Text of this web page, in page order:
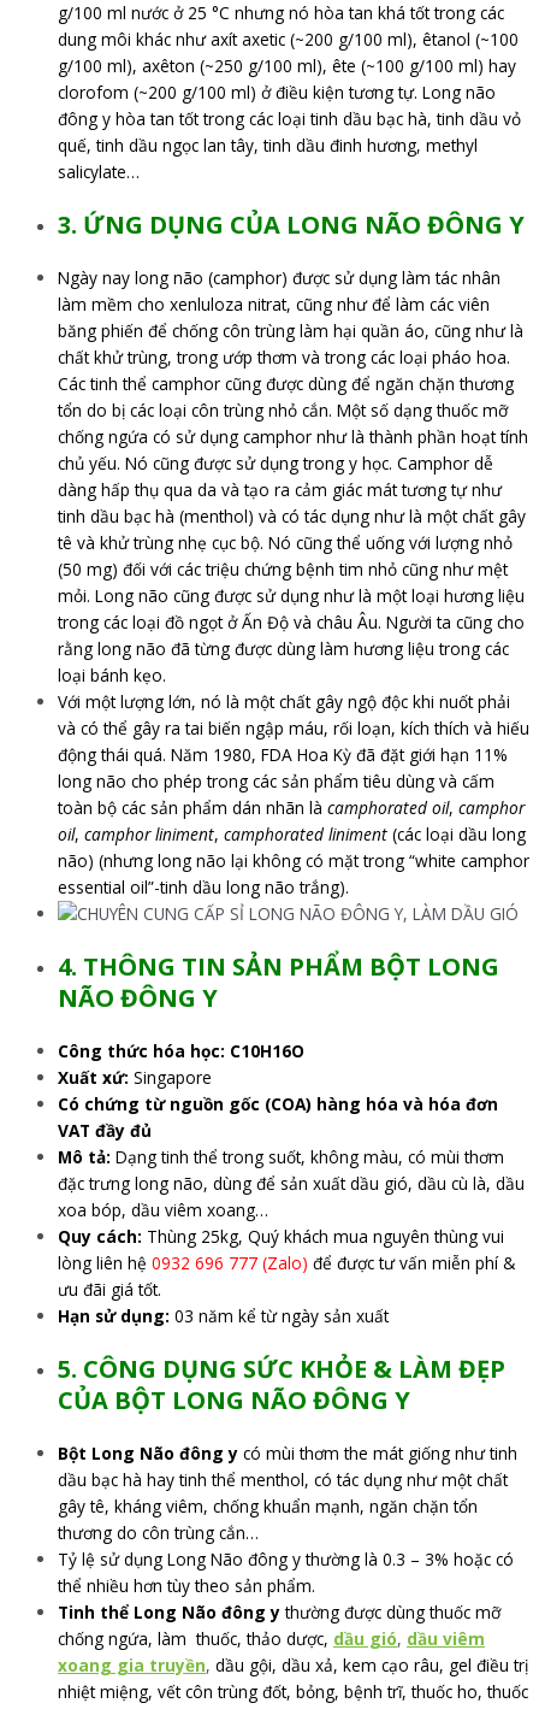
g/100 ml nước ở 25 °C nhưng nó hòa tan khá tốt trong các
dung môi khác như axít axetic (~200 g/100 ml), êtanol (~100
g/100 ml), axêton (~250 g/100 ml), ête (~100 g/100 ml) hay
clorofom (~200 g/100 ml) ở điều kiện tương tự. Long não
đông y hòa tan tốt trong các loại tinh dầu bạc hà, tinh dầu vỏ
quế, tinh dầu ngọc lan tây, tinh dầu đinh hương, methyl
salicylate…
3. ỨNG DỤNG CỦA LONG NÃO ĐÔNG Y
Ngày nay long não (camphor) được sử dụng làm tác nhân
làm mềm cho xenluloza nitrat, cũng như để làm các viên
băng phiến để chống côn trùng làm hại quần áo, cũng như là
chất khử trùng, trong ướp thơm và trong các loại pháo hoa.
Các tinh thể camphor cũng được dùng để ngăn chặn thương
tổn do bị các loại côn trùng nhỏ cắn. Một số dạng thuốc mỡ
chống ngứa có sử dụng camphor như là thành phần hoạt tính
chủ yếu. Nó cũng được sử dụng trong y học. Camphor dễ
dàng hấp thụ qua da và tạo ra cảm giác mát tương tự như
tinh dầu bạc hà (menthol) và có tác dụng như là một chất gây
tê và khử trùng nhẹ cục bộ. Nó cũng thể uống với lượng nhỏ
(50 mg) đối với các triệu chứng bệnh tim nhỏ cũng như mệt
mỏi. Long não cũng được sử dụng như là một loại hương liệu
trong các loại đồ ngọt ở Ấn Độ và châu Âu. Người ta cũng cho
rằng long não đã từng được dùng làm hương liệu trong các
loại bánh kẹo.
Với một lượng lớn, nó là một chất gây ngộ độc khi nuốt phải
và có thể gây ra tai biến ngập máu, rối loạn, kích thích và hiếu
động thái quá. Năm 1980, FDA Hoa Kỳ đã đặt giới hạn 11%
long não cho phép trong các sản phẩm tiêu dùng và cấm
toàn bộ các sản phẩm dán nhãn là camphorated oil, camphor
oil, camphor liniment, camphorated liniment (các loại dầu long
não) (nhưng long não lại không có mặt trong “white camphor
essential oil”-tinh dầu long não trắng).
4. THÔNG TIN SẢN PHẨM BỘT LONG
NÃO ĐÔNG Y
Công thức hóa học: C10H16O
Xuất xứ: Singapore
Có chứng từ nguồn gốc (COA) hàng hóa và hóa đơn
VAT đầy đủ
Mô tả: Dạng tinh thể trong suốt, không màu, có mùi thơm
đặc trưng long não, dùng để sản xuất dầu gió, dầu cù là, dầu
xoa bóp, dầu viêm xoang…
Quy cách: Thùng 25kg, Quý khách mua nguyên thùng vui
lòng liên hệ 0932 696 777 (Zalo) để được tư vấn miễn phí &
ưu đãi giá tốt.
Hạn sử dụng: 03 năm kể từ ngày sản xuất
5. CÔNG DỤNG SỨC KHỎE & LÀM ĐẸP
CỦA BỘT LONG NÃO ĐÔNG Y
Bột Long Não đông y có mùi thơm the mát giống như tinh
dầu bạc hà hay tinh thể menthol, có tác dụng như một chất
gây tê, kháng viêm, chống khuẩn mạnh, ngăn chặn tổn
thương do côn trùng cắn…
Tỷ lệ sử dụng Long Não đông y thường là 0.3 – 3% hoặc có
thể nhiều hơn tùy theo sản phẩm.
Tinh thể Long Não đông ythường được dùng thuốc mỡ
chống ngứa, làm thuốc, thảo dược, dầu gió, dầu viêm
xoang gia truyền, dầu gội, dầu xả, kem cạo râu, gel điều trị
nhiệt miệng, vết côn trùng đốt, bỏng, bệnh trĩ, thuốc ho, thuốc